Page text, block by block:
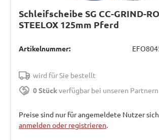
Schleifscheibe SG CC-GRIND-
STEELOX 125mm Pferd
Artikelnummer:
wird für Sie bestellt
0 Stückverfügbar bei unseren Partnern
Preise sind nur für angemeldete Nutzer
anmelden oder registrieren.